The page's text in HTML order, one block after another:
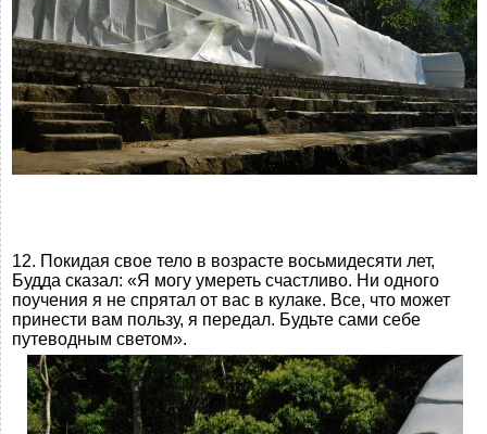
12. Покидая свое тело в возрасте восьмидесяти лет,
Будда сказал: «Я могу умереть счастливо. Ни одного
поучения я не спрятал от вас в кулаке. Все, что может
принести вам пользу, я передал. Будьте сами себе
путеводным светом».